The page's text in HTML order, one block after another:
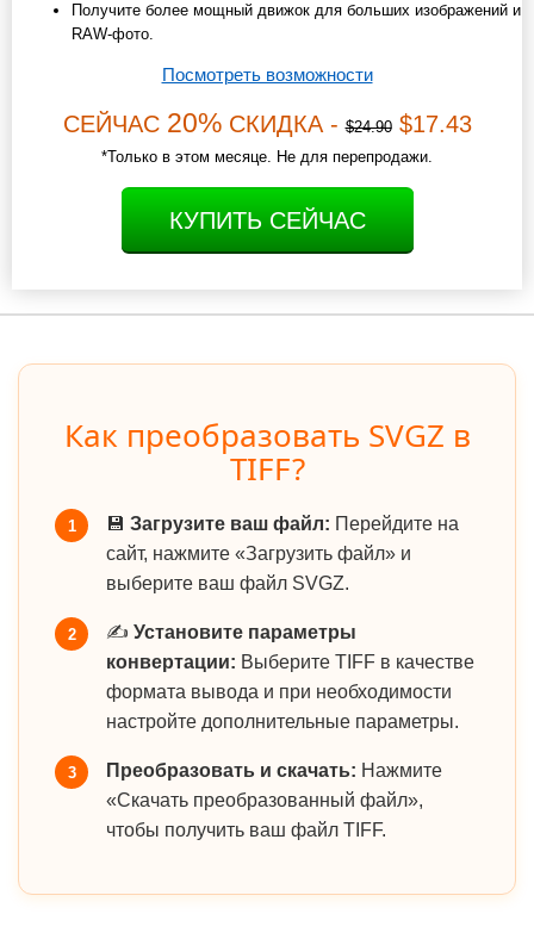
Получите более мощный движок для больших изображений и
RAW-фото.
Посмотреть возможности
СЕЙЧАС 20%СКИДКА -$24.90$17.43
*Только в этом месяце. Не для перепродажи.
КУПИТЬ СЕЙЧАС
Как преобразовать SVGZ в
TIFF?
1 💾 Загрузите ваш файл: Перейдите на
сайт, нажмите «Загрузить файл» и
выберите ваш файл SVGZ.
2 ✍️ Установите параметры
конвертации: Выберите TIFF в качестве
формата вывода и при необходимости
настройте дополнительные параметры.
3 Преобразовать и скачать: Нажмите
«Скачать преобразованный файл»,
чтобы получить ваш файл TIFF.